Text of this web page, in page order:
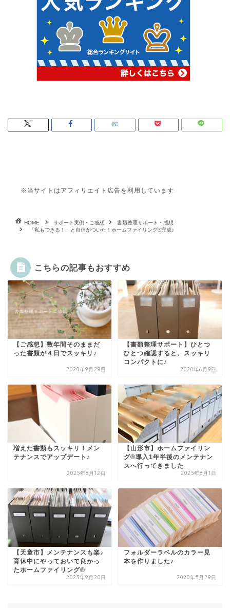
※当サイトはアフィリエイト広告を利用しています
HOME サポート実例・ご感想
書類整理サポート・感想
「私もできる！」と自信がついた！ホームファイリング®完成♪
こちらの記事もおすすめ
【ご感想】数年間そのままだ
った書類が４日でスッキリ♪
2020年9月29日
【書類整理サポート】ひとつ
ひとつ確認すると、スッキリ
コンパクトに♪
2020年6月9日
増えた書類もスッキリ！メン
テナンスでアップデート♪
2025年8月12日
【山形市】ホームファイリン
グ®導入1年半後のメンテナン
スへ行ってきました
2025年8月1日
【天童市】メンテナンスも楽♪
育休中にやっておいて良かっ
たホームファイリング®
2023年9月20日
フォルダーラベルのカラー見
本を作りました♪
2020年5月29日